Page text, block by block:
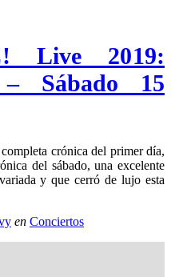
Live 2019:
Sábado 15
crónica del primer día,
del sábado, una excelente
y que cerró de lujo esta
en Conciertos